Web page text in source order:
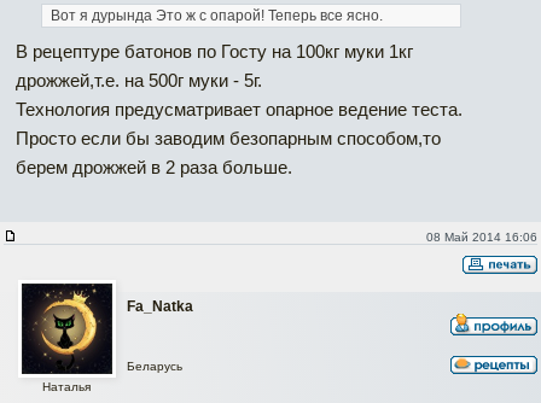
Вот я дурында Это ж с опарой! Теперь все ясно.
В рецептуре батонов по Госту на 100кг муки 1кг
дрожжей,т.е. на 500г муки - 5г.
Технология предусматривает опарное ведение теста.
Просто если бы заводим безопарным способом,то
берем дрожжей в 2 раза больше.
08 Май 2014 16:06
Fa_Natka
Наталья
Беларусь